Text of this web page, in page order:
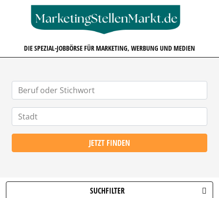
DIE SPEZIAL-JOBBÖRSE FÜR MARKETING, WERBUNG UND MEDIEN
JETZT FINDEN
SUCHFILTER